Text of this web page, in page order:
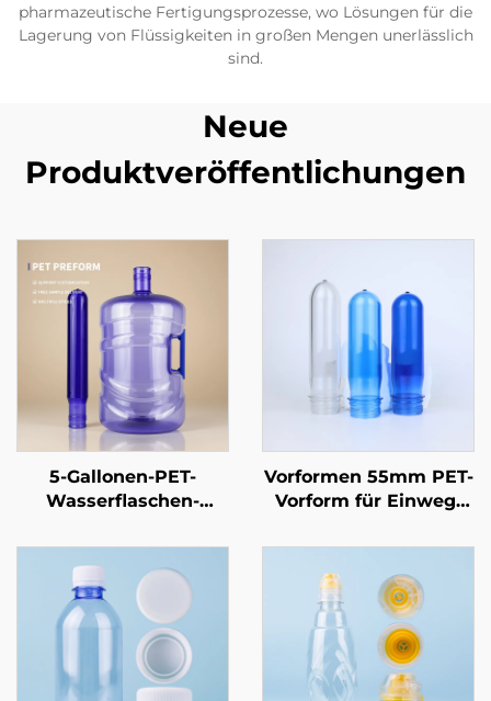
pharmazeutische Fertigungsprozesse, wo Lösungen für die
Lagerung von Flüssigkeiten in großen Mengen unerlässlich
sind.
Neue
Produktveröffentlichungen
5-Gallonen-PET-
Wasserflaschen-
Mineralwasser-Eimer-
Form, neues Material,
FDA-zugelassen,
Hersteller-Direktpreis
Vorformen 55mm PET-
Vorform für Einweg-
Wasserflaschen